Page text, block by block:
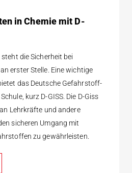
in Chemie mit D-
die Sicherheit bei
erster Stelle. Eine wichtige
das Deutsche Gefahrstoff-
kurz D-GISS. Die D-Giss
Lehrkräfte und andere
sicheren Umgang mit
zu gewährleisten.